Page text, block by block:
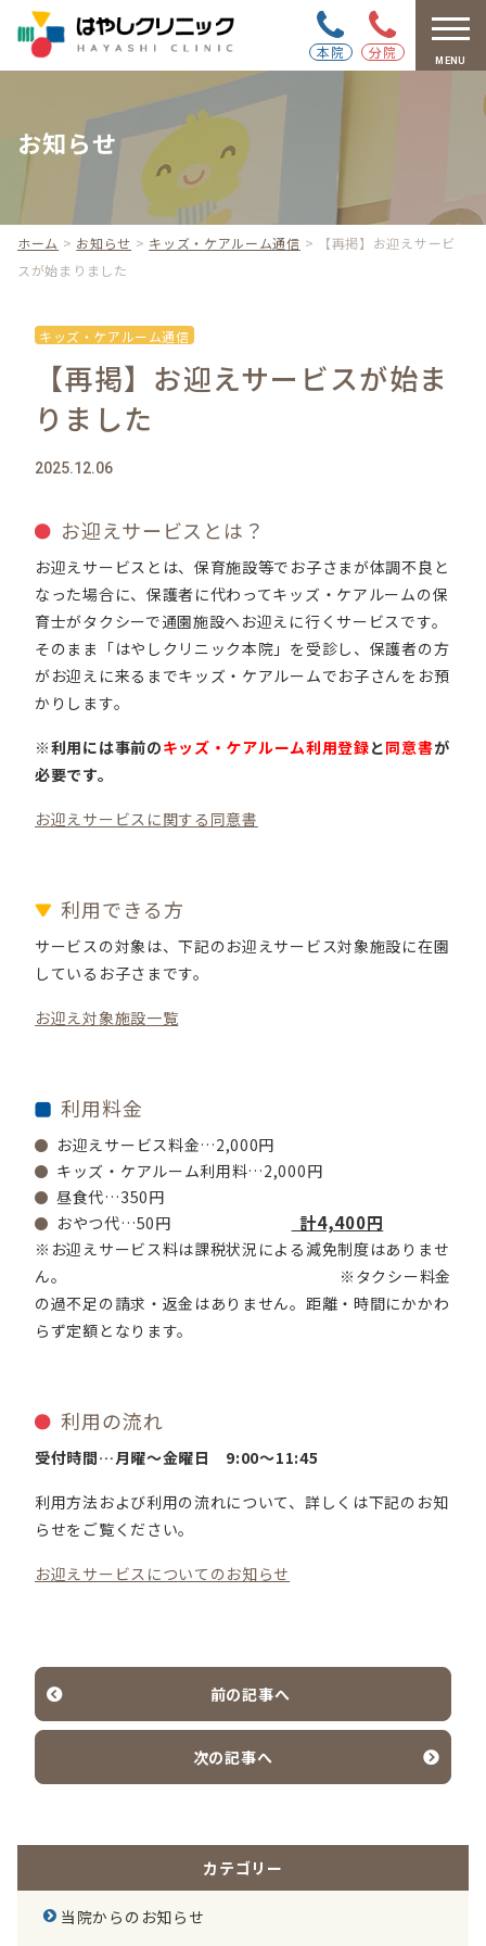
MENU
本院 分院
お知らせ
ホーム > お知らせ > キッズ・ケアルーム通信 >
【再掲】お迎えサービ
スが始まりました
キッズ・ケアルーム通信
【再掲】お迎えサービスが始ま
りました
2025.12.06
お迎えサービスとは？
お迎えサービスとは、保育施設等でお子さまが体調不良と
なった場合に、保護者に代わってキッズ・ケアルームの保
育士がタクシーで通園施設へお迎えに行くサービスです。
そのまま「はやしクリニック本院」 を受診し、保護者の方
がお迎えに来るまでキッズ・ケアルームでお子さんをお預
かりします。
※利用には事前のキッズ・ケアルーム利用登録と同意書が
必要です。
お迎えサービスに関する同意書
利用できる方
サービスの対象は、下記のお迎えサービス対象施設に在園
しているお子さまです。
お迎え対象施設一覧
利用料金
お迎えサービス料金…2,000円
キッズ・ケアルーム利用料…2,000円
昼食代…350円
おやつ代…50円
計4,400円
※お迎えサービス料は課税状況による減免制度はありませ
ん。 ※タクシー料金
の過不足の請求・返金はありません。距離・時間にかかわ
らず定額となります。
利用の流れ
受付時間…月曜～金曜日 9:00～11:45
利用方法および利用の流れについて、詳しくは下記のお知
らせをご覧ください。
お迎えサービスについてのお知らせ
前の記事へ
次の記事へ
カテゴリー
当院からのお知らせ